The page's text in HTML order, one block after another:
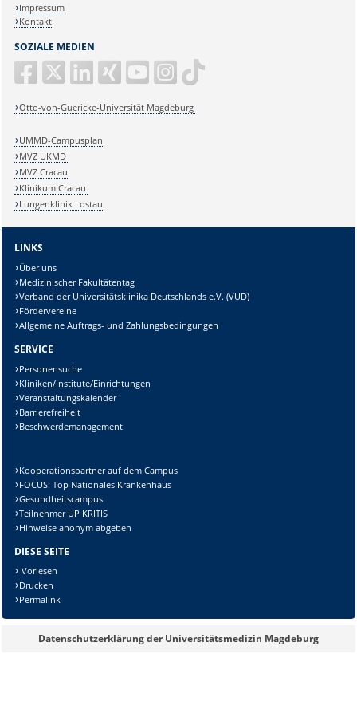
SOZIALE MEDIEN
Otto-von-Guericke-Universität Magdeburg
Impressum
Kontakt
UMMD-Campusplan
MVZ UKMD
MVZ Cracau
Klinikum Cracau
Lungenklinik Lostau
LINKS
Über uns
Medizinischer Fakultätentag
Verband der Universitätsklinika Deutschlands e.V. (VUD)
Fördervereine
Allgemeine Auftrags- und Zahlungsbedingungen
SERVICE
Personensuche
Kliniken/Institute/Einrichtungen
Veranstaltungskalender
Barrierefreiheit
Beschwerdemanagement
Kooperationspartner auf dem Campus
FOCUS: Top Nationales Krankenhaus
Gesundheitscampus
Teilnehmer UP KRITIS
Hinweise anonym abgeben
DIESE SEITE
Vorlesen
Drucken
Permalink
Datenschutzerklärung der Universitätsmedizin Magdeburg